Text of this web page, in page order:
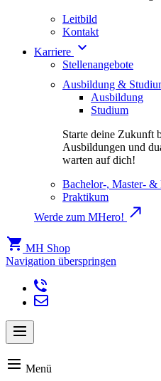
Leitbild
Kontakt
Karriere
Stellenangebote
Ausbildung &
Ausbildung
Studium
Starte deine Zukunft
Ausbildungen und
warten auf dich!
Bachelor-, Master- &
Praktikum
Werde zum MHero!
MH Shop
Navigation überspringen
Menü